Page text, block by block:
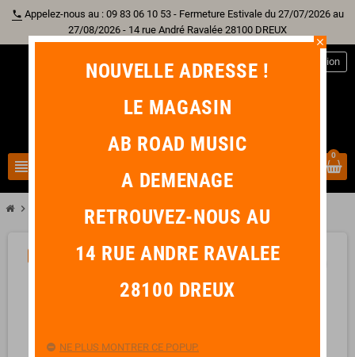
phone Appelez-nous au : 09 83 06 10 53 - Fermeture Estivale du 27/07/2026 au
27/08/2026 - 14 rue André Ravalée 28100 DREUX
view_headline
Connexion
0
chevron_right Home Studiochevron_right YAMAHA HS7 (UNITAIRE)
close
NOUVELLE ADRESSE !
LE MAGASIN
AB ROAD MUSIC
A DEMENAGE
RETROUVEZ-NOUS AU
14 RUE ANDRE RAVALEE
28100 DREUX
NE PLUS MONTRER CE POPUP.